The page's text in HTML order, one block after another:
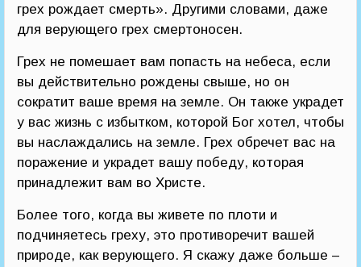
грех рождает смерть». Другими словами, даже
для верующего грех смертоносен.
Грех не помешает вам попасть на небеса, если
вы действительно рождены свыше, но он
сократит ваше время на земле. Он также украдет
у вас жизнь с избытком, которой Бог хотел, чтобы
вы наслаждались на земле. Грех обречет вас на
поражение и украдет вашу победу, которая
принадлежит вам во Христе.
Более того, когда вы живете по плоти и
подчиняетесь греху, это противоречит вашей
природе, как верующего. Я скажу даже больше –